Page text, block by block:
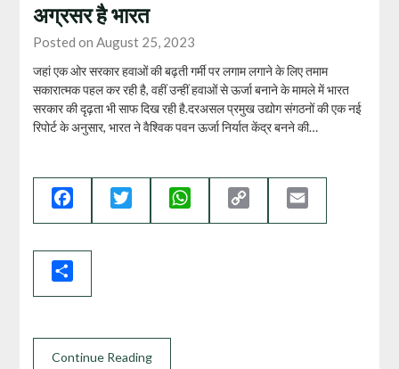
अग्रसर है भारत
Posted on August 25, 2023
जहां एक ओर सरकार हवाओं की बढ़ती गर्मी पर लगाम लगाने के लिए तमाम
सकारात्मक पहल कर रही है, वहीं उन्हीं हवाओं से ऊर्जा बनाने के मामले में भारत
सरकार की दृढ़ता भी साफ दिख रही है.दरअसल प्रमुख उद्योग संगठनों की एक नई
रिपोर्ट के अनुसार, भारत ने वैश्विक पवन ऊर्जा निर्यात केंद्र बनने की…
Facebook Twitter WhatsApp
Continue Reading